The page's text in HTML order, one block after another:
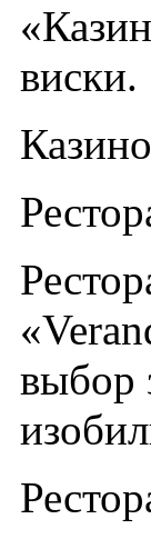
виски.
выбор